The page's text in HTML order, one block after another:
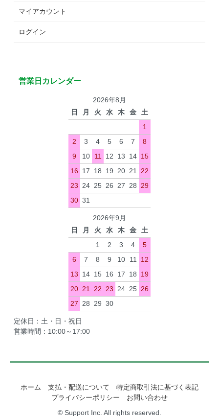
マイアカウント
ログイン
営業日カレンダー
2026年8月
日
月 火 水 木 金
土
1
2
3 4 5 6 7
8
9
10 11 12 13 14 15
16 17 18 19 20 21
22
23
24 25 26 27 28
29
30 31
2026年9月
日
月 火 水 木 金
土
1
2 3 4
5
6
7 8 9 10 11
12
13
14 15 16 17 18
19
20 21 22 23 24 25 26
27
28 29 30
定休日：土・日・祝日
営業時間：10:00～17:00
ホーム 支払・配送について
特定商取引法に基づく表記
プライバシーポリシー
お問い合わせ
© Support Inc. All rights reserved.